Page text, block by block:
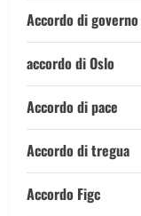
Accordo di governo
accordo di Oslo
Accordo di pace
Accordo di tregua
Accordo Figc